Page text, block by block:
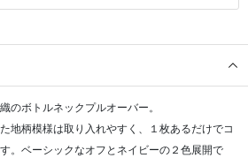
のボトルネックプルオーバー。
地柄模様は取り入れやすく、１枚あるだけでコ
。ベーシックなオフとネイビーの２色展開で